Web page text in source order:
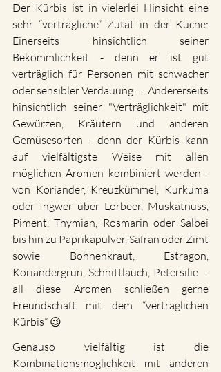
Der Kürbis ist in vielerlei Hinsicht eine
sehr “verträgliche” Zutat in der Küche:
Einerseits hinsichtlich seiner
Bekömmlichkeit - denn er ist gut
verträglich für Personen mit schwacher
oder sensibler Verdauung . . . Andererseits
hinsichtlich seiner "Verträglichkeit" mit
Gewürzen, Kräutern und anderen
Gemüsesorten - denn der Kürbis kann
auf vielfältigste Weise mit allen
möglichen Aromen kombiniert werden -
von Koriander, Kreuzkümmel, Kurkuma
oder Ingwer über Lorbeer, Muskatnuss,
Piment, Thymian, Rosmarin oder Salbei
bis hin zu Paprikapulver, Safran oder Zimt
sowie Bohnenkraut, Estragon,
Koriandergrün, Schnittlauch, Petersilie  -
all diese Aromen schließen gerne
Freundschaft mit dem “verträglichen
Kürbis” 😉
Genauso vielfältig ist die
Kombinationsmöglichkeit mit anderen